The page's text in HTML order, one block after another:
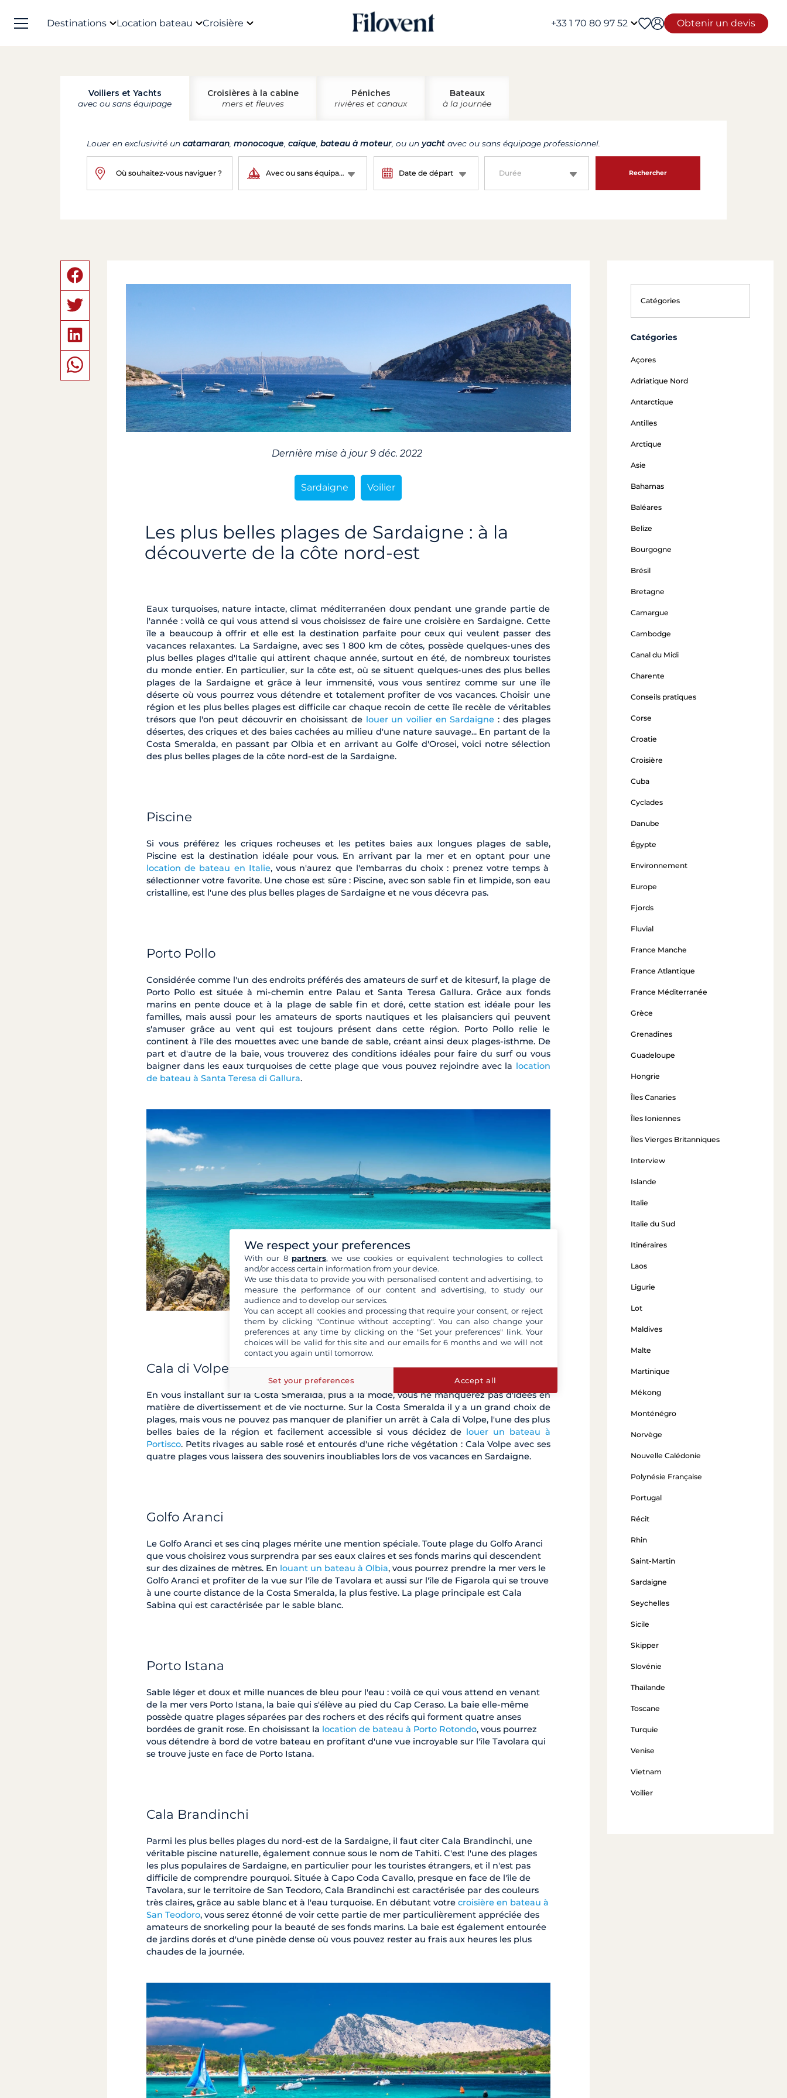
Destinations Location bateau Croisière +33 1 70 80 97 52 Obtenir un devis
Voiliers et Yachts
avec ou sans équipage
Croisières à la cabine
mers et fleuves
Péniches
rivières et canaux
Bateaux
à la journée
Louer en exclusivité un catamaran monocoque caïque bateau à moteur , ou un yacht avec ou sans équipage professionnel.
Avec ou sans équipage ? Date de départ Durée Rechercher
Dernière mise à jour 9 déc. 2022
Sardaigne Voilier
Les plus belles plages de Sardaigne : à la
découverte de la côte nord-est
Eaux turquoises, nature intacte, climat méditerranéen doux pendant une grande partie de
l'année : voilà ce qui vous attend si vous choisissez de faire une croisière en Sardaigne. Cette
île a beaucoup à offrir et elle est la destination parfaite pour ceux qui veulent passer des
vacances relaxantes. La Sardaigne, avec ses 1 800 km de côtes, possède quelques-unes des
plus belles plages d'Italie qui attirent chaque année, surtout en été, de nombreux touristes
du monde entier. En particulier, sur la côte est, où se situent quelques-unes des plus belles
plages de la Sardaigne et grâce à leur immensité, vous vous sentirez comme sur une île
déserte où vous pourrez vous détendre et totalement profiter de vos vacances. Choisir une
région et les plus belles plages est difficile car chaque recoin de cette île recèle de véritables
trésors que l'on peut découvrir en choisissant de louer un voilier en Sardaigne : des plages
désertes, des criques et des baies cachées au milieu d'une nature sauvage... En partant de la
Costa Smeralda, en passant par Olbia et en arrivant au Golfe d'Orosei, voici notre sélection
des plus belles plages de la côte nord-est de la Sardaigne.
Piscine
Si vous préférez les criques rocheuses et les petites baies aux longues plages de sable,
Piscine est la destination idéale pour vous. En arrivant par la mer et en optant pour une
location de bateau en Italie, vous n'aurez que l'embarras du choix : prenez votre temps à
sélectionner votre favorite. Une chose est sûre : Piscine, avec son sable fin et limpide, son eau
cristalline, est l'une des plus belles plages de Sardaigne et ne vous décevra pas.
Porto Pollo
Considérée comme l'un des endroits préférés des amateurs de surf et de kitesurf, la plage de
Porto Pollo est située à mi-chemin entre Palau et Santa Teresa Gallura. Grâce aux fonds
marins en pente douce et à la plage de sable fin et doré, cette station est idéale pour les
familles, mais aussi pour les amateurs de sports nautiques et les plaisanciers qui peuvent
s'amuser grâce au vent qui est toujours présent dans cette région. Porto Pollo relie le
continent à l'île des mouettes avec une bande de sable, créant ainsi deux plages-isthme. De
part et d'autre de la baie, vous trouverez des conditions idéales pour faire du surf ou vous
baigner dans les eaux turquoises de cette plage que vous pouvez rejoindre avec la location
de bateau à Santa Teresa di Gallura.
Cala di Volpe
En vous installant sur la Costa Smeralda, plus à la mode, vous ne manquerez pas d'idées en
matière de divertissement et de vie nocturne. Sur la Costa Smeralda il y a un grand choix de
plages, mais vous ne pouvez pas manquer de planifier un arrêt à Cala di Volpe, l'une des plus
belles baies de la région et facilement accessible si vous décidez de louer un bateau à
Portisco. Petits rivages au sable rosé et entourés d'une riche végétation : Cala Volpe avec ses
quatre plages vous laissera des souvenirs inoubliables lors de vos vacances en Sardaigne.
Golfo Aranci
Le Golfo Aranci et ses cinq plages mérite une mention spéciale. Toute plage du Golfo Aranci
que vous choisirez vous surprendra par ses eaux claires et ses fonds marins qui descendent
sur des dizaines de mètres. En louant un bateau à Olbia, vous pourrez prendre la mer vers le
Golfo Aranci et profiter de la vue sur l'île de Tavolara et aussi sur l'île de Figarola qui se trouve
à une courte distance de la Costa Smeralda, la plus festive. La plage principale est Cala
Sabina qui est caractérisée par le sable blanc.
Porto Istana
Sable léger et doux et mille nuances de bleu pour l'eau : voilà ce qui vous attend en venant
de la mer vers Porto Istana, la baie qui s'élève au pied du Cap Ceraso. La baie elle-même
possède quatre plages séparées par des rochers et des récifs qui forment quatre anses
bordées de granit rose. En choisissant la location de bateau à Porto Rotondo, vous pourrez
vous détendre à bord de votre bateau en profitant d'une vue incroyable sur l'île Tavolara qui
se trouve juste en face de Porto Istana.
Cala Brandinchi
Parmi les plus belles plages du nord-est de la Sardaigne, il faut citer Cala Brandinchi, une
véritable piscine naturelle, également connue sous le nom de Tahiti. C'est l'une des plages
les plus populaires de Sardaigne, en particulier pour les touristes étrangers, et il n'est pas
difficile de comprendre pourquoi. Située à Capo Coda Cavallo, presque en face de l'île de
Tavolara, sur le territoire de San Teodoro, Cala Brandinchi est caractérisée par des couleurs
très claires, grâce au sable blanc et à l'eau turquoise. En débutant votre croisière en bateau à
San Teodoro, vous serez étonné de voir cette partie de mer particulièrement appréciée des
amateurs de snorkeling pour la beauté de ses fonds marins. La baie est également entourée
de jardins dorés et d'une pinède dense où vous pouvez rester au frais aux heures les plus
chaudes de la journée.
Catégories
Açores
Adriatique Nord
Antarctique
Antilles
Arctique
Asie
Bahamas
Baléares
Belize
Bourgogne
Brésil
Bretagne
Camargue
Cambodge
Canal du Midi
Charente
Conseils pratiques
Corse
Croatie
Croisière
Cuba
Cyclades
Danube
Égypte
Environnement
Europe
Fjords
Fluvial
France Manche
France Atlantique
France Méditerranée
Grèce
Grenadines
Guadeloupe
Hongrie
Îles Canaries
Îles Ioniennes
Îles Vierges Britanniques
Interview
Islande
Italie
Italie du Sud
Itinéraires
Laos
Ligurie
Lot
Maldives
Malte
Martinique
Mékong
Monténégro
Norvège
Nouvelle Calédonie
Polynésie Française
Portugal
Récit
Rhin
Saint-Martin
Sardaigne
Seychelles
Sicile
Skipper
Slovénie
Thaïlande
Toscane
Turquie
Venise
Vietnam
Voilier
We respect your preferences
With our 8 partners, we use cookies or equivalent technologies to collect
and/or access certain information from your device.
We use this data to provide you with personalised content and advertising, to
measure the performance of our content and advertising, to study our
audience and to develop our services.
You can accept all cookies and processing that require your consent, or reject
them by clicking "Continue without accepting". You can also change your
preferences at any time by clicking on the "Set your preferences" link. Your
choices will be valid for this site and our emails for 6 months and we will not
contact you again until tomorrow.
Set your preferences Accept all